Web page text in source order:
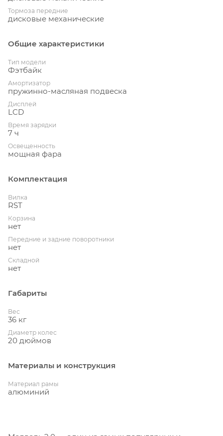
Тормоза передние
дисковые механические
Общие характеристики
Тип модели
Фэтбайк
Амортизатор
пружинно-масляная подвеска
Дисплей
LCD
Время зарядки
7 ч
Освещенность
мощная фара
Комплектация
Вилка
RST
Корзина
нет
Передние и задние поворотники
нет
Складной
нет
Габариты
Вес
36 кг
Диаметр колес
20 дюймов
Материалы и конструкция
Материал рамы
алюминий